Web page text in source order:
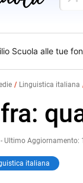
vuoi
Scuola alle tue
Linguistica italiana
Ultimo Aggiornamento:
italiana